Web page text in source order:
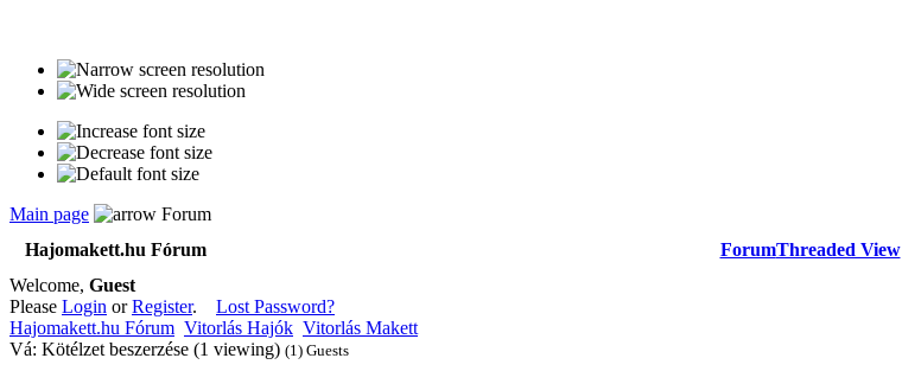
Main page
Forum
Hajomakett.hu Fórum
ForumThreaded View
Welcome, Guest
Please Login orRegister. Lost Password?
Hajomakett.hu Fórum Vitorlás Hajók Vitorlás Makett
Vá: Kötélzet beszerzése (1 viewing) (1) Guests